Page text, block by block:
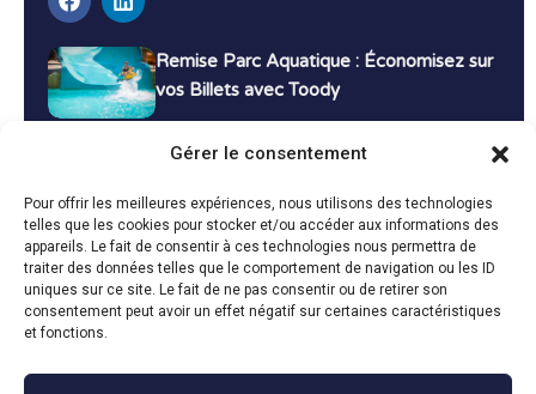
Gérer le consentement
Pour offrir les meilleures expériences, nous utilisons des technologies
telles que les cookies pour stocker et/ou accéder aux informations des
appareils. Le fait de consentir à ces technologies nous permettra de
traiter des données telles que le comportement de navigation ou les ID
uniques sur ce site. Le fait de ne pas consentir ou de retirer son
consentement peut avoir un effet négatif sur certaines caractéristiques
et fonctions.
Remise Parc Aquatique : Économisez sur
vos Billets avec Toody
Bons Plans Voyage : Économisez sur vos
Vacances avec Toody
13 décembre 2024 Bon plans